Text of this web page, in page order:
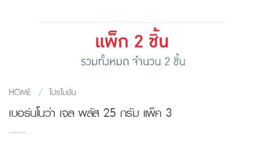
HOME / โปรโมชั่น
เบอร์นโนว่า เจล พลัส 25 กรัม แพ็ค 3